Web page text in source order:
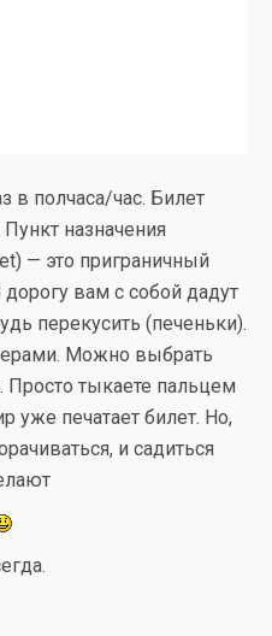
в полчаса/час. Билет
назначения
— это приграничный
вам с собой дадут
перекусить (печеньки).
Можно выбрать
Просто тыкаете пальцем
уже печатает билет. Но,
и садиться